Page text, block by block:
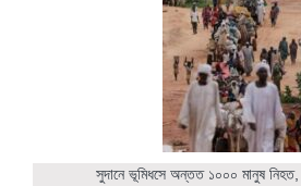
সুদানে ভূমিধসে অন্তত ১০০০ মানুষ নিহত,